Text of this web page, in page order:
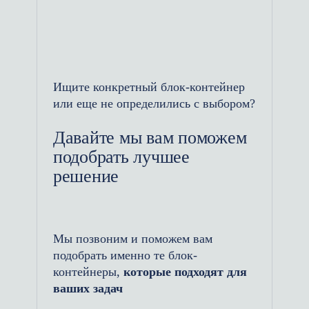
материалов: от ПВХ панелей до
освещение, розетки, автоматы
защиты,
Вентиляционные системы,
вытяжки и утепленные полы.
Ищите конкретный блок-контейнер
или еще не определились с выбором?
Давайте мы вам поможем
подобрать лучшее
решение
Мы позвоним и поможем вам
подобрать именно те блок-
контейнеры, которые подходят для
ваших задач